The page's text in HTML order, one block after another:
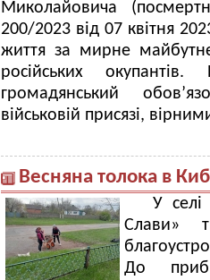
Миколайовича
200/2023 від 07 квітня
життя за мирне
російських
громадянський
військовій присязі,
Весняна толока в
У селі
Слави»
До